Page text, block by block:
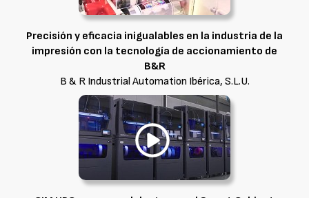
Precisión y eficacia inigualables en la industria de la
impresión con la tecnología de accionamiento de
B&R
B & R Industrial Automation Ibérica, S.L.U.